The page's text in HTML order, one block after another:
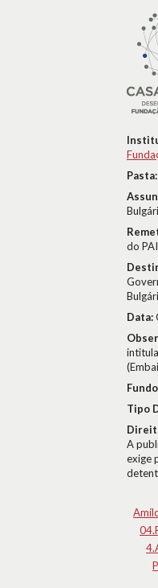
Pasta:
do
Data:
Tipo
A
exige